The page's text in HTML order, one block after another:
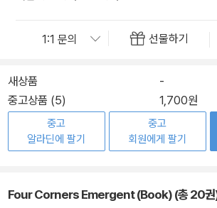
선물하기
새상품
-
중고상품 (5)
1,700원
중고
알라딘에 팔기
중고
회원에게 팔기
Four Corners Emergent (Book) (총 20